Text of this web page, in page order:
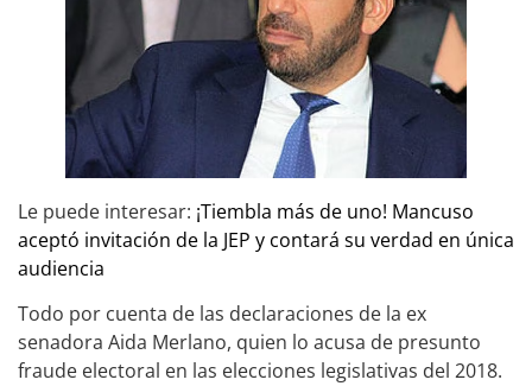
Le puede interesar: ¡Tiembla más de uno! Mancuso
aceptó invitación de la JEP y contará su verdad en única
audiencia
Todo por cuenta de las declaraciones de la ex
senadora Aida Merlano, quien lo acusa de presunto
fraude electoral en las elecciones legislativas del 2018.